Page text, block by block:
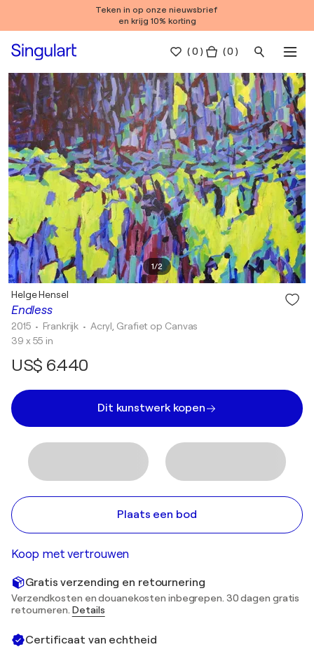
Teken in op onze nieuwsbrief
en krijg 10% korting
(0 ) ( 0 )
1/2
Endless
Helge Hensel
2015 • Frankrijk • Acryl, Grafiet op Canvas
39 x 55 in
US$ 6.440
Dit kunstwerk kopen
Plaats een bod
Koop met vertrouwen
Gratis verzending en retournering
Verzendkosten en douanekosten inbegrepen. 30 dagen gratis
retourneren. Details
Certificaat van echtheid